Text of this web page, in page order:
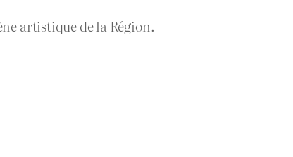
artistique de la Région.